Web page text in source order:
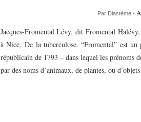
Par Diastème -
Jacques-Fromental Lévy, dit Fromental
à Nice. De la tuberculose. “Fromental” est
républicain de 1793 – dans lequel les prénoms
par des noms d’animaux, de plantes, ou